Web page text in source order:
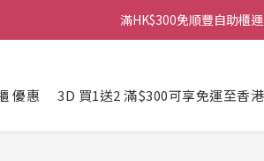
滿HK$300免順豐自助櫃
優惠 3D 買1送2 滿$300可享免運至香